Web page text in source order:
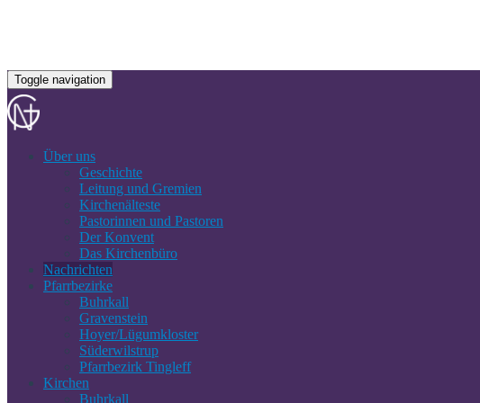
Toggle navigation
Über uns
Geschichte
Leitung und Gremien
Kirchenälteste
Pastorinnen und Pastoren
Der Konvent
Das Kirchenbüro
Nachrichten
Pfarrbezirke
Buhrkall
Gravenstein
Hoyer/Lügumkloster
Süderwilstrup
Pfarrbezirk Tingleff
Kirchen
Buhrkall